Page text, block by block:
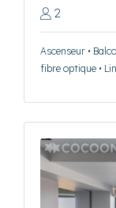
2
Ascenseur •
fibre optique •